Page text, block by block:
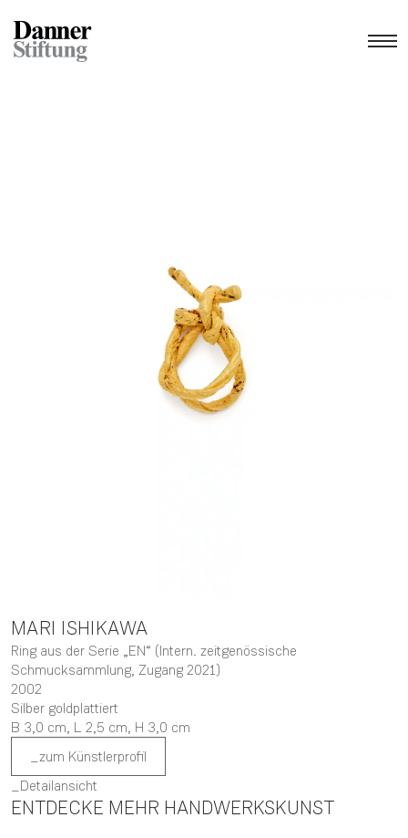
MARI ISHIKAWA
Ring aus der Serie „EN“ (Intern. zeitgenössische
Schmucksammlung, Zugang 2021)
2002
Silber goldplattiert
B 3,0 cm, L 2,5 cm, H 3,0 cm
zum Künstlerprofil
Detailansicht
ENTDECKE MEHR HANDWERKSKUNST